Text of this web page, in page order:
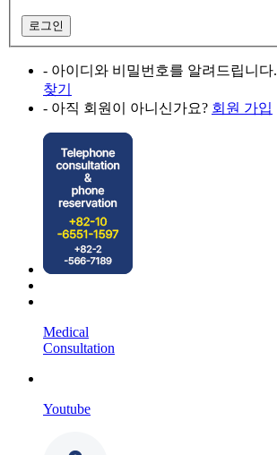
- 아이디와 비밀번호를 알려드립니다.
찾기
- 아직 회원이 아니신가요? 회원 가입
Medical
Consultation
Youtube